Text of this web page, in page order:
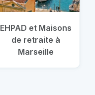
EHPAD et Maisons
de retraite à
Marseille